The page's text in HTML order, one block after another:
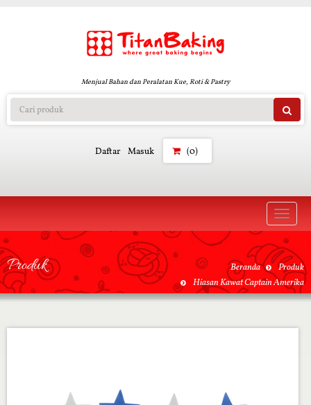
Menjual Bahan dan Peralatan Kue, Roti & Pastry
Daftar Masuk (0)
Toggle
Produk Beranda
Produk
Hiasan Kawat Captain Amerika